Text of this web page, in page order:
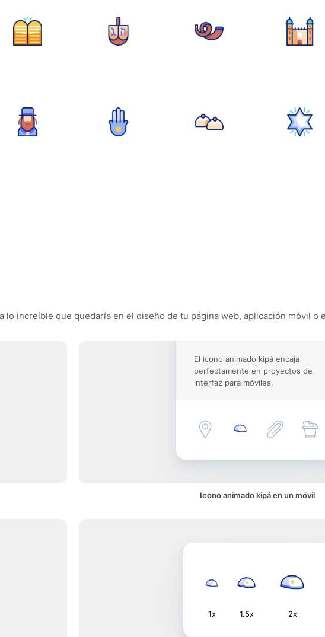
lo increíble que quedaría en el diseño de tu página web, aplicación móvil o
El icono animado kipá encaja
perfectamente en proyectos de
interfaz para móviles.
Icono animado kipá en un móvil
1x 1.5x 2x